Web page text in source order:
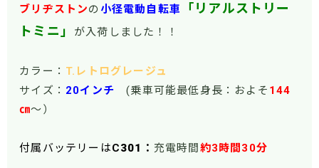
ブリヂストンの 小径電動自転車
「リアルストリー
トミニ」
が入荷しました！！
カラー： T.レトログレージュ
サイズ： 20インチ (乗車可能最低身長：およそ 144
㎝～）
付属バッテリーはC301 ： 充電時間 約3時間30分